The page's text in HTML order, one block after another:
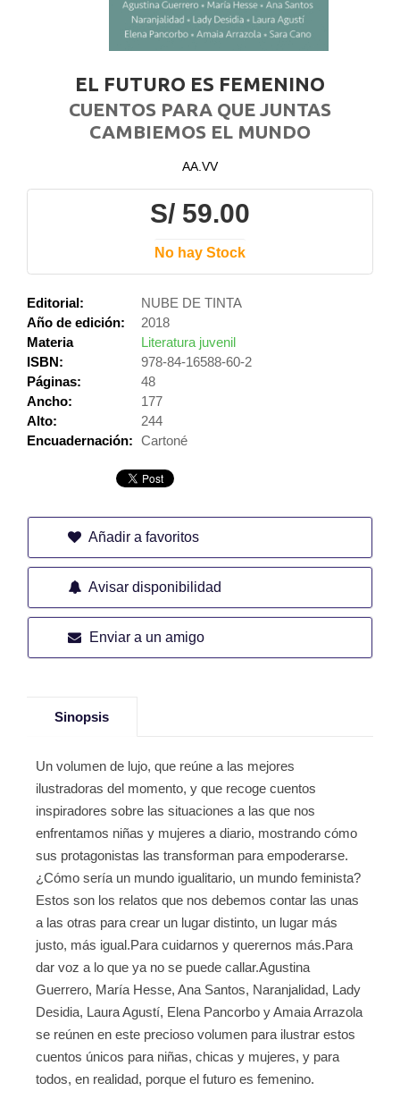
EL FUTURO ES FEMENINO
CUENTOS PARA QUE JUNTAS
CAMBIEMOS EL MUNDO
AA.VV
S/ 59.00
No hay Stock
Editorial:
NUBE DE TINTA
Año de edición:
2018
Materia
Literatura juvenil
ISBN:
978-84-16588-60-2
Páginas:
48
Ancho:
177
Alto:
244
Encuadernación: Cartoné
Añadir a favoritos
Avisar disponibilidad
Enviar a un amigo
Sinopsis
Un volumen de lujo, que reúne a las mejores
ilustradoras del momento, y que recoge cuentos
inspiradores sobre las situaciones a las que nos
enfrentamos niñas y mujeres a diario, mostrando cómo
sus protagonistas las transforman para empoderarse.
¿Cómo sería un mundo igualitario, un mundo feminista?
Estos son los relatos que nos debemos contar las unas
a las otras para crear un lugar distinto, un lugar más
justo, más igual.Para cuidarnos y querernos más.Para
dar voz a lo que ya no se puede callar.Agustina
Guerrero, María Hesse, Ana Santos, Naranjalidad, Lady
Desidia, Laura Agustí, Elena Pancorbo y Amaia Arrazola
se reúnen en este precioso volumen para ilustrar estos
cuentos únicos para niñas, chicas y mujeres, y para
todos, en realidad, porque el futuro es femenino.